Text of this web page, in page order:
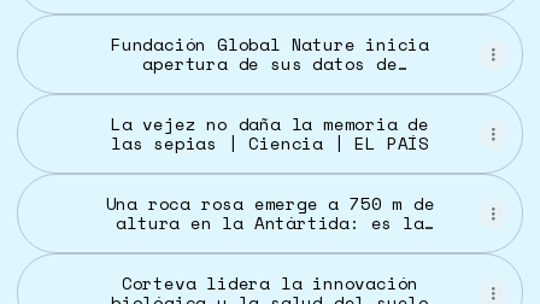
Fundación Global Nature inicia
apertura de sus datos de
La vejez no daña la memoria de
las sepias | Ciencia | EL PAÍS
Una roca rosa emerge a 750 m de
altura en la Antártida: es la
subterráneo oculto bajo el hielo
desde hace 175 millones de años
Corteva lidera la innovación